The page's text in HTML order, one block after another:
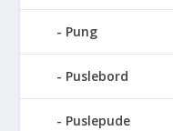
Pung
Puslebord
Puslepude